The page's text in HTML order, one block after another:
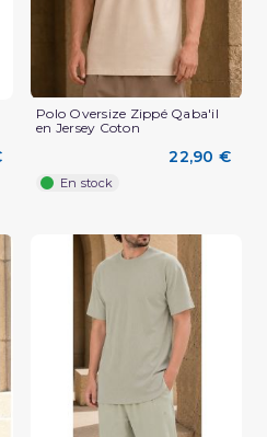
Polo Oversize Zippé Qaba'il
en Jersey Coton
22,90 €
En stock